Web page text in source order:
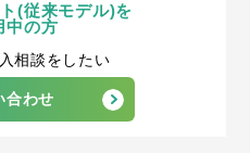
(従来モデル)を
中の方
相談をしたい
合わせ